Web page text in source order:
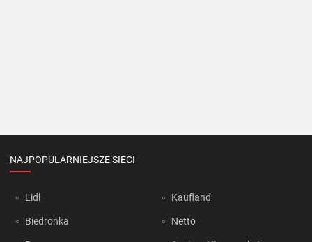
NAJPOPULARNIEJSZE SIECI
Lidl
Biedronka
Kaufland
Netto